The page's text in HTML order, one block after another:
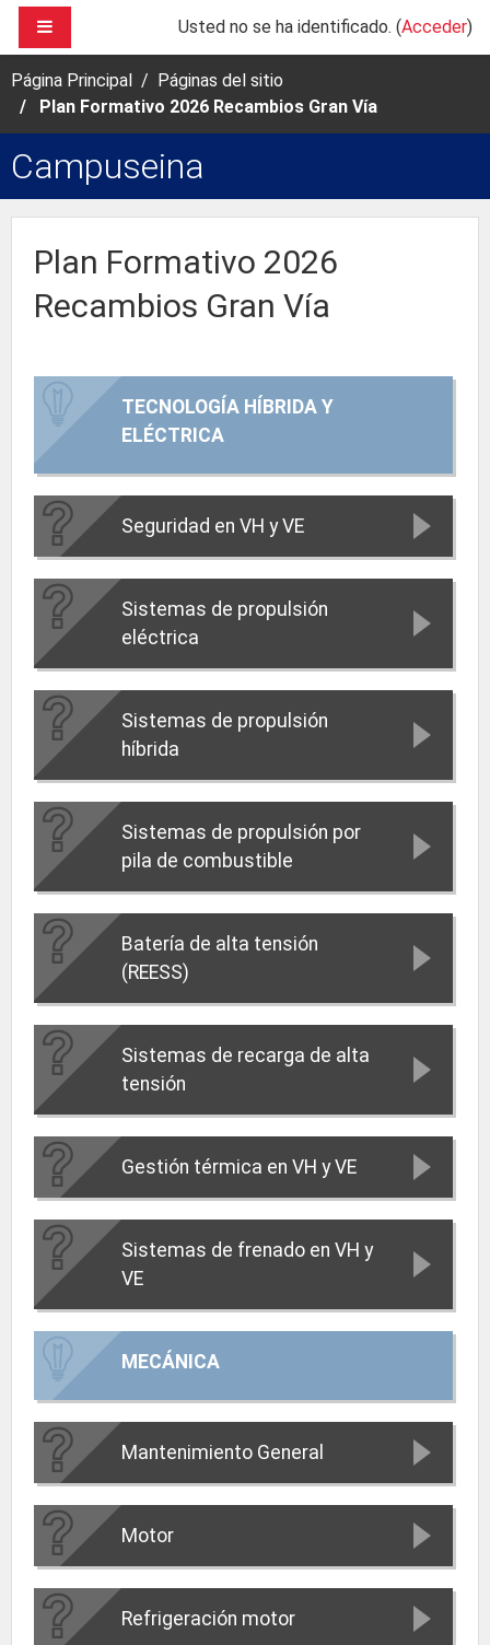
Saltar al contenido principal
Usted no se ha identificado. (Acceder)
Página Principal
Páginas del sitio
Plan Formativo 2026 Recambios Gran Vía
Campuseina
Plan Formativo 2026
Recambios Gran Vía
TECNOLOGÍA HÍBRIDA Y
ELÉCTRICA
Seguridad en VH y VE
Sistemas de propulsión
eléctrica
Sistemas de propulsión
híbrida
Sistemas de propulsión por
pila de combustible
Batería de alta tensión
(REESS)
Sistemas de recarga de alta
tensión
Gestión térmica en VH y VE
Sistemas de frenado en VH y
VE
MECÁNICA
Mantenimiento General
Motor
Refrigeración motor